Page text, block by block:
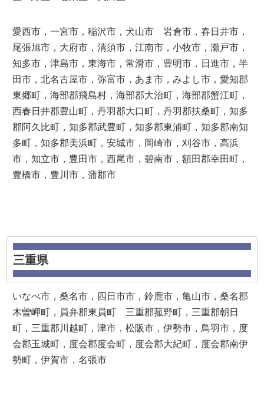
愛西市，一宮市，稲沢市，犬山市 岩倉市，春日井市，
尾張旭市，大府市，清須市，江南市，小牧市，瀬戸市，
知多市，津島市，東海市，常滑市，豊明市，日進市，半
田市，北名古屋市，弥富市，あま市，みよし市，愛知郡
東郷町，海部郡飛島村，海部郡大治町，海部郡蟹江町，
西春日井郡豊山町，丹羽郡大口町，丹羽郡扶桑町，知多
郡阿久比町，知多郡武豊町，知多郡東浦町，知多郡南知
多町，知多郡美浜町，安城市，岡崎市，刈谷市，高浜
市，知立市，豊田市，西尾市，碧南市，額田郡幸田町，
豊橋市，豊川市，蒲郡市
三重県
いなべ市，桑名市，四日市市，鈴鹿市，亀山市，桑名郡
木曽岬町，員弁郡東員町 三重郡菰野町，三重郡朝日
町，三重郡川越町，津市，松阪市，伊勢市，鳥羽市，度
会郡玉城町，度会郡度会町，度会郡大紀町，度会郡南伊
勢町，伊賀市，名張市